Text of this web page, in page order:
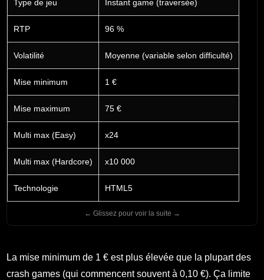
Type de jeu Instant game (traversée)
RTP 96 %
Volatilité Moyenne (variable selon difficulté)
Mise minimum 1 €
Mise maximum 75 €
Multi max (Easy) x24
Multi max (Hardcore) x10 000
Technologie HTML5
La mise minimum de 1 € est plus élevée que la plupart des
crash games (qui commencent souvent à 0,10 €). Ça limite